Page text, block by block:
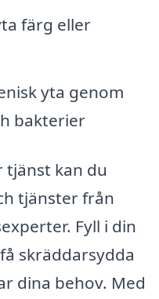
färg eller
yta genom
bakterier
tjänst kan du
tjänster från
Fyll i din
skräddarsydda
dina behov. Med